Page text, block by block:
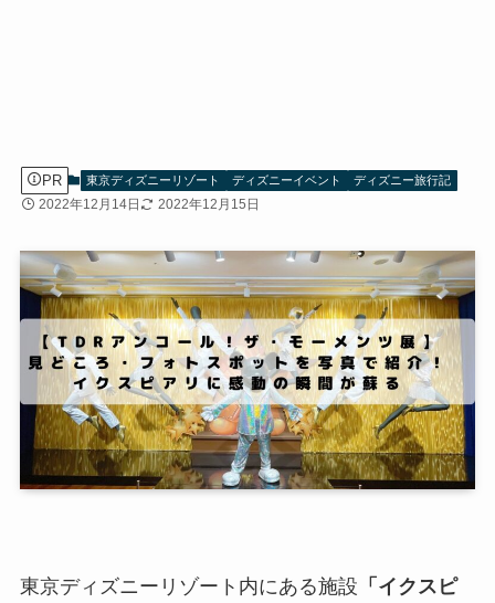
PR 東京ディズニーリゾート ディズニーイベント ディズニー旅行記
2022年12月14日 2022年12月15日
東京ディズニーリゾート内にある施設 「イクスピ